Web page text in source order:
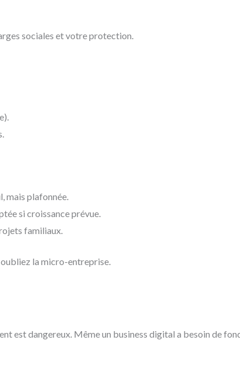
sociales et votre protection.
mais plafonnée.
si croissance prévue.
familiaux.
la micro-entreprise.
est dangereux. Même un business digital a besoin de